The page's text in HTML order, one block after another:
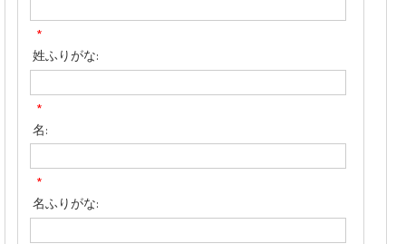
*
姓ふりがな:
*
名:
*
名ふりがな: